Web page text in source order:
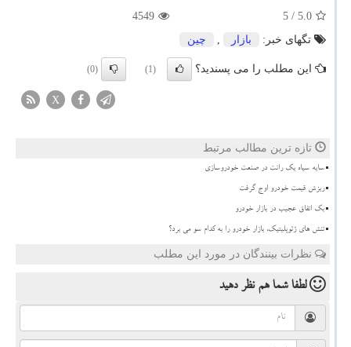
5.0
/ 5
4549
تگهای خبر:
بازار , چین
این مطلب را می پسندید؟ (1)
(0)
X
تازه ترین مطالب مرتبط
سایه سیاه یک رانت در صنعت خودروسازی
ریزش قیمت خودرو اوج گرفت
بک اتفاق عجیب در بازار خودرو
تنش های ژئوپلیتیک، بازار خودرو را به کدام سو می برد؟
نظرات بینندگان در مورد این مطلب
لطفا شما همنظر دهید